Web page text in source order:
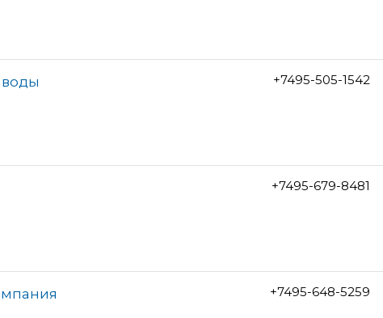
воды +7495-505-1542
+7495-679-8481
+7495-648-5259